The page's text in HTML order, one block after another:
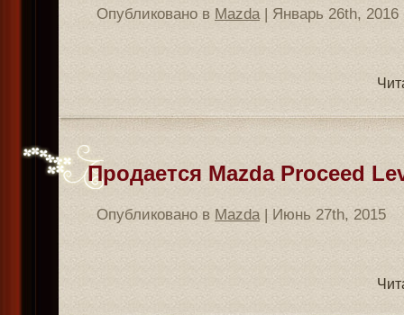
Опубликовано в Mazda| Январь 26th, 2016
Продается Mazda Proceed
Опубликовано в Mazda| Июнь 27th, 2015